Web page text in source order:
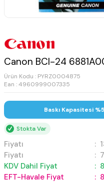
Canon BCI-24
Ürün Kodu : PYRZ0004875
Ean : 4960999007335
Baskı Kapasitesi
Stokta Var
Fiyatı :
Fiyatı
:
KDV Dahil Fiyat
:
EFT-Havale Fiyat
: